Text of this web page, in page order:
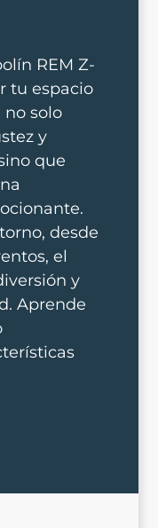
REM Z-
tu espacio
no solo
y
que
desde
el
y
Aprende